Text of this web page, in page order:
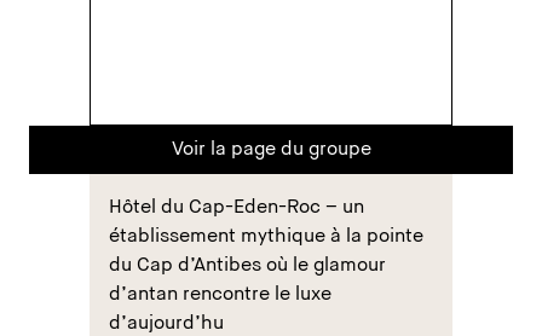
Voir la page du groupe
Hôtel du Cap-Eden-Roc – un
établissement mythique à la pointe
du Cap d’Antibes où le glamour
d’antan rencontre le luxe
d’aujourd’hu